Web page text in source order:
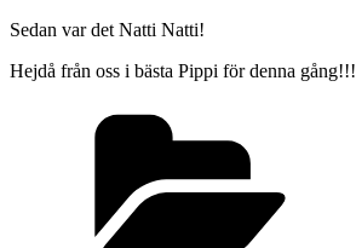
Sedan var det Natti Natti!
Hejdå från oss i bästa Pippi för denna gång!!!